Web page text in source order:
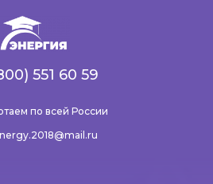
по всей России
551 60 59